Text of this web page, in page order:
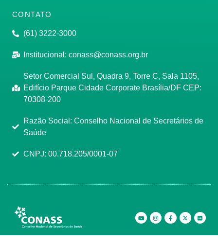
CONTATO
(61) 3222-3000
Institucional: conass@conass.org.br
Setor Comercial Sul, Quadra 9, Torre C, Sala 1105,
Edifício Parque Cidade Corporate Brasília/DF CEP:
70308-200
Razão Social: Conselho Nacional de Secretários de
Saúde
CNPJ: 00.718.205/0001-07